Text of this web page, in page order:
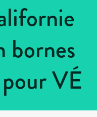
bornes
VÉ